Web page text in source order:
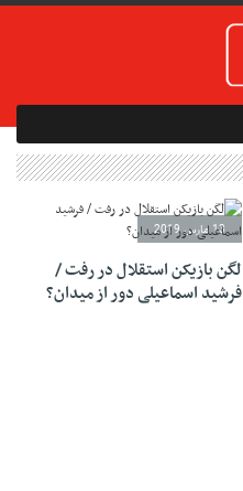
13 مارس 2019
لگن بازیکن استقلال در رفت /
فرشید اسماعیلی دور از میدان؟